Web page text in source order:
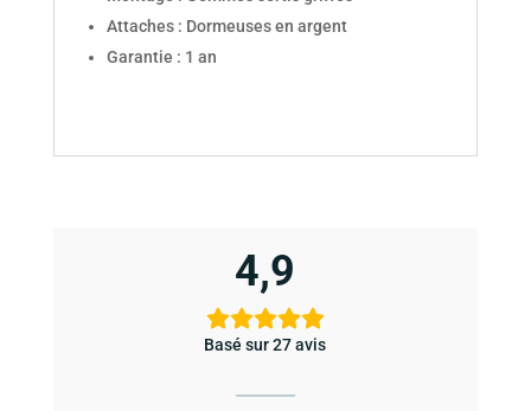
Attaches : Dormeuses en argent
Garantie : 1 an
4,9
Basé sur 27 avis